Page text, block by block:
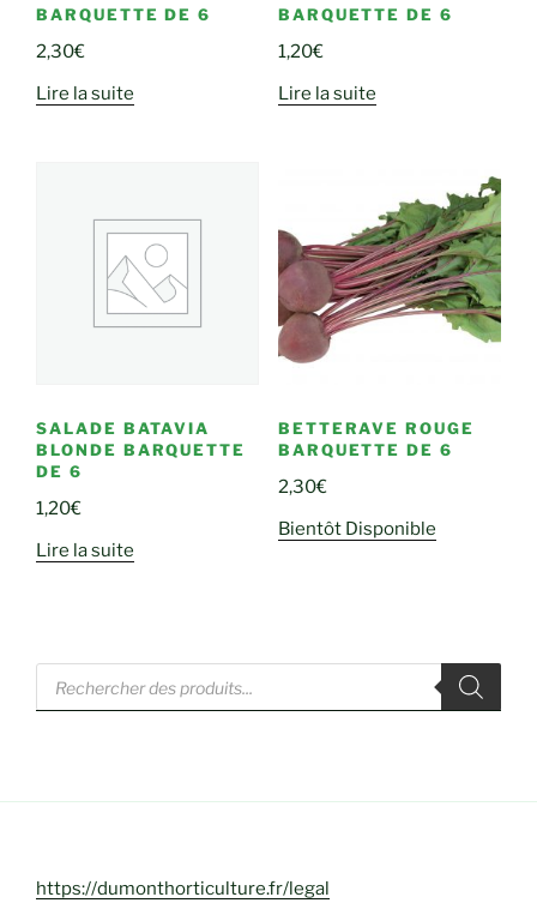
BARQUETTE DE 6
2,30€
Lire la suite
BARQUETTE DE 6
1,20€
Lire la suite
SALADE BATAVIA
BLONDE BARQUETTE
DE 6
1,20€
Lire la suite
BETTERAVE ROUGE
BARQUETTE DE 6
2,30€
Bientôt Disponible
Recherche
produits
https://dumonthorticulture.fr/legal